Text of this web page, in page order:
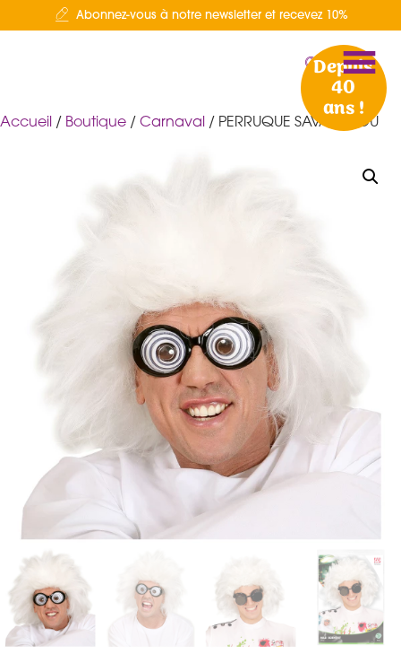
Abonnez-vous à notre newsletter et recevez 10%
Depuis
40
ans !
Accueil / Boutique / Carnaval / PERRUQUE SAVANT FOU